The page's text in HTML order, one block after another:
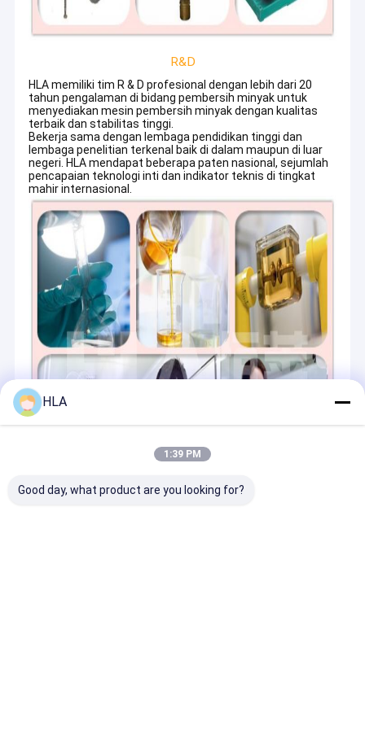
R&D
HLA memiliki tim R & D profesional dengan lebih dari 20
tahun pengalaman di bidang pembersih minyak untuk
menyediakan mesin pembersih minyak dengan kualitas
terbaik dan stabilitas tinggi.
Bekerja sama dengan lembaga pendidikan tinggi dan
lembaga penelitian terkenal baik di dalam maupun di luar
negeri. HLA mendapat beberapa paten nasional, sejumlah
pencapaian teknologi inti dan indikator teknis di tingkat
mahir internasional.
HLA
1:39 PM
Good day, what product are you looking for?